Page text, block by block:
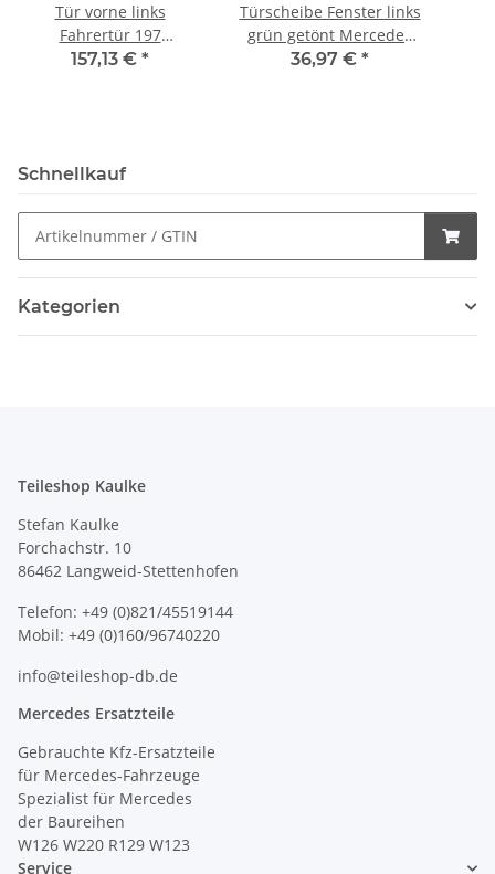
Tür vorne links
Fahrertür 197
obsidianschwarz
157,13 € *
Türscheibe Fenster links
grün getönt Mercedes
R230 SL Cabrio
36,97 € *
Schnellkauf
Kategorien
Teileshop Kaulke
Stefan Kaulke
Forchachstr. 10
86462 Langweid-Stettenhofen
Telefon: +49 (0)821/45519144
Mobil: +49 (0)160/96740220
info@teileshop-db.de
Mercedes Ersatzteile
Gebrauchte Kfz-Ersatzteile
für Mercedes-Fahrzeuge
Spezialist für Mercedes
der Baureihen
W126 W220 R129 W123
Service